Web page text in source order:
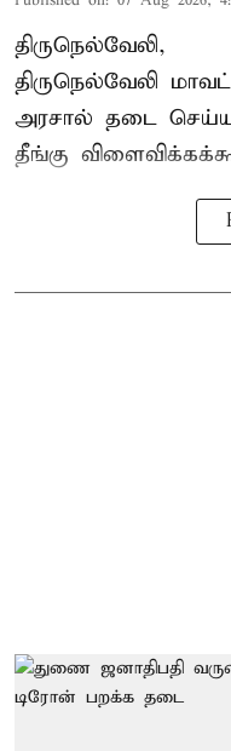
திருநெல்வேலி,
திருநெல்வேலி
அரசால் தடை
தீங்கு